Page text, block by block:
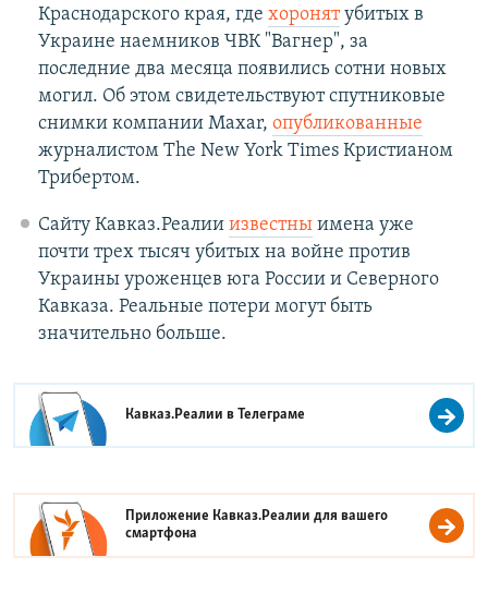
Краснодарского края, где хоронятубитых в
Украине наемников ЧВК "Вагнер", за
последние два месяца появились сотни новых
могил. Об этом свидетельствуют спутниковые
снимки компании Maxar, опубликованные
журналистом The New York Times Кристианом
Трибертом.
Сайту Кавказ.Реалии известныимена уже
почти трех тысяч убитых на войне против
Украины уроженцев юга России и Северного
Кавказа. Реальные потери могут быть
значительно больше.
Кавказ.Реалии вТелеграме
Приложение Кавказ.Реалии для вашего
смартфона